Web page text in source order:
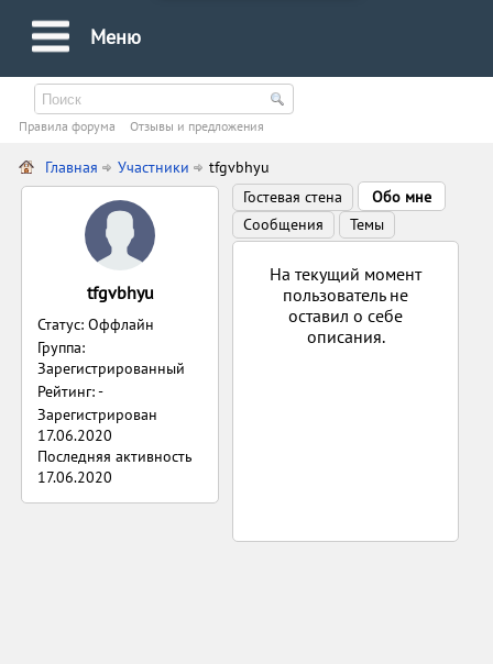
Меню
Правила форума Oтзывы и предложения
Главная Участники tfgvbhyu
tfgvbhyu
Статус: Оффлайн
Группа:
Зарегистрированный
Рейтинг: -
Зарегистрирован
17.06.2020
Последняя активность
17.06.2020
Гостевая стена
Обо мне
Сообщения
Темы
На текущий момент
пользователь не
оставил о себе
описания.